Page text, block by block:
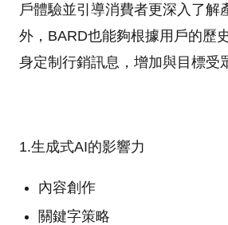
戶體驗並引導消費者更深入了解
外，BARD也能夠根據用戶的歷
身定制行銷訊息，增加與目標受
1.生成式AI的影響力
內容創作
關鍵字策略